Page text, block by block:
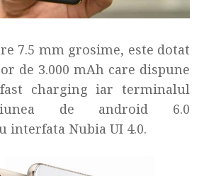
7.5 mm grosime, este dotat
de 3.000 mAh care dispune
charging iar terminalul
de android 6.0
interfata Nubia UI 4.0.